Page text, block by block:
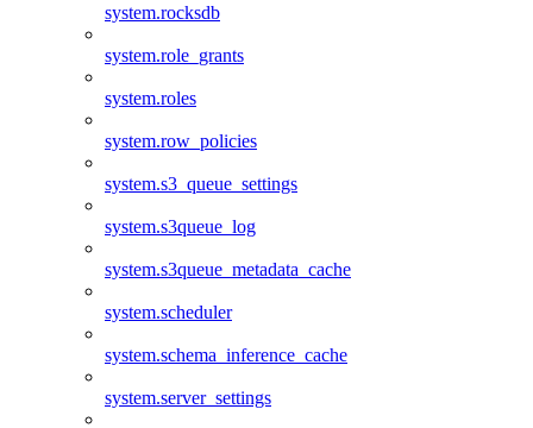
system.rocksdb
system.role_grants
system.roles
system.row_policies
system.s3_queue_settings
system.s3queue_log
system.s3queue_metadata_cache
system.scheduler
system.schema_inference_cache
system.server_settings